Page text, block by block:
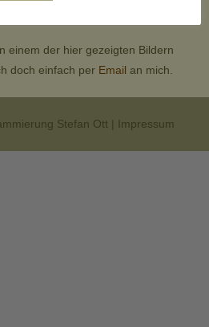
einem der hier gezeigten Bildern
doch einfach per Email an mich.
Stefan Ott | Impressum